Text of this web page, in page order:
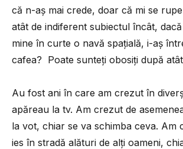
că n-aș mai crede, doar că mi se
atât de indiferent subiectul încât,
mine în curte o navă spațială, i-aș
cafea? Poate sunteți obosiți după
Au fost ani în care am crezut în
apăreau la tv. Am crezut de
la vot, chiar se va schimba ceva. Am
ies în stradă alături de alți oameni,